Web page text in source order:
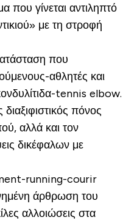
που γίνεται αντιληπτό
με τη στροφή
που
αθλητές και
tennis elbow.
διαξιφιστικός πόνος
αλλά και τον
δικέφαλων με
άρθρωση του
αλλοιώσεις στα